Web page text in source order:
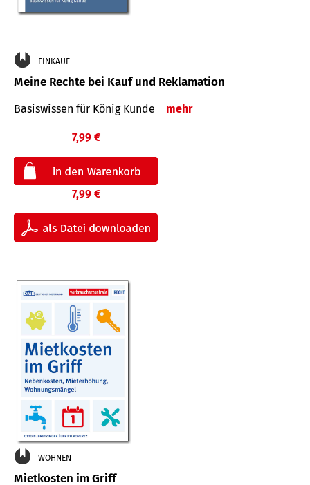
EINKAUF
Meine Rechte bei Kauf und Reklamation
Basiswissen für König Kunde mehr
7,99 €
7,99 €
WOHNEN
Mietkosten im Griff